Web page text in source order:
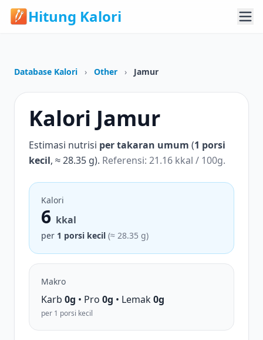
Hitung Kalori
Database Kalori › Other › Jamur
Kalori Jamur
Estimasi nutrisi per takaran umum (1 porsi
kecil, ≈ 28.35 g). Referensi: 21.16 kkal / 100g.
Kalori
6 kkal
per 1 porsi kecil (≈ 28.35 g)
Makro
Karb 0g • Pro 0g • Lemak0g
per 1 porsi kecil